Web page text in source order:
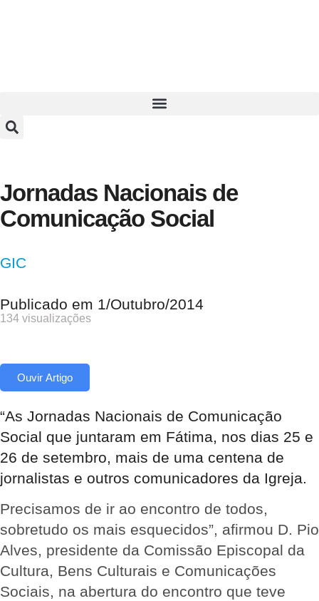
Jornadas Nacionais de
Comunicação Social
GIC
Publicado em 1/Outubro/2014
134 visualizações
Ouvir Artigo
“As Jornadas Nacionais de Comunicação
Social que juntaram em Fátima, nos dias 25 e
26 de setembro, mais de uma centena de
jornalistas e outros comunicadores da Igreja.
Precisamos de ir ao encontro de todos,
sobretudo os mais esquecidos”, afirmou D. Pio
Alves, presidente da Comissão Episcopal da
Cultura, Bens Culturais e Comunicações
Sociais, na abertura do encontro que teve